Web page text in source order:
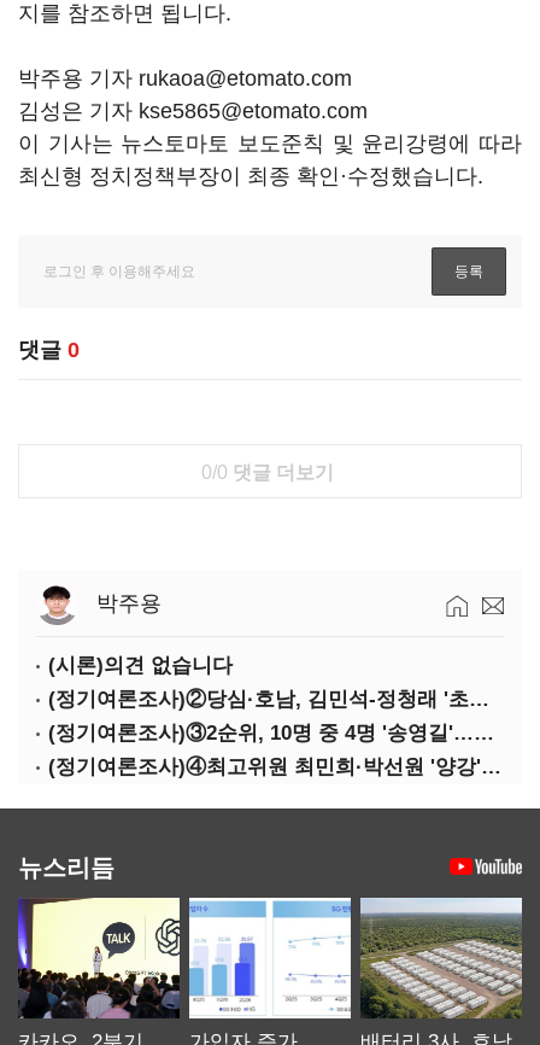
지를 참조하면 됩니다.
박주용 기자 rukaoa@etomato.com
김성은 기자 kse5865@etomato.com
이 기사는 뉴스토마토 보도준칙 및 윤리강령에 따라
최신형 정치정책부장이 최종 확인·수정했습니다.
댓글 0
0/0 댓글 더보기
박주용
(시론)의견 없습니다
(정기여론조사)②당심·호남, 김민석-정청래 '초접전'
(정기여론조사)③2순위, 10명 중 4명 '송영길'…정청래 '한 자릿수'
(정기여론조사)④최고위원 최민희·박선원 '양강'…서미화·이성윤·임미애 뒤이어
뉴스리듬